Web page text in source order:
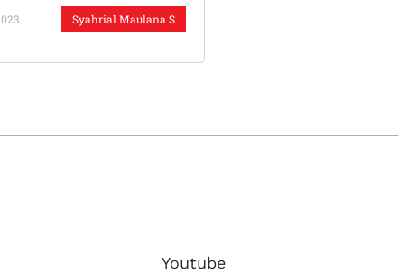
Syahrial Maulana S
Youtube